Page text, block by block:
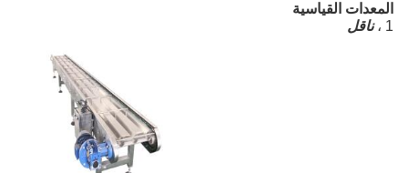
المعدات القياسية
1 ،
ناقل